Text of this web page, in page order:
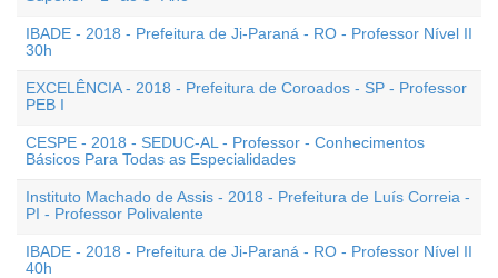
IBADE - 2018 - Prefeitura de Ji-Paraná - RO - Professor Nível II
30h
EXCELÊNCIA - 2018 - Prefeitura de Coroados - SP - Professor
PEB I
CESPE - 2018 - SEDUC-AL - Professor - Conhecimentos
Básicos Para Todas as Especialidades
Instituto Machado de Assis - 2018 - Prefeitura de Luís Correia -
PI - Professor Polivalente
IBADE - 2018 - Prefeitura de Ji-Paraná - RO - Professor Nível II
40h